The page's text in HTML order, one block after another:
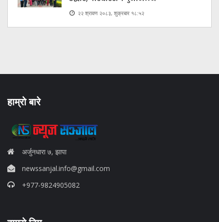
२२ श्रावण २०८३, शुक्रबार १८:५२
हाम्रो बारे
अर्जुनधारा ७, झापा
newssanjal.info@gmail.com
+977-9824905082